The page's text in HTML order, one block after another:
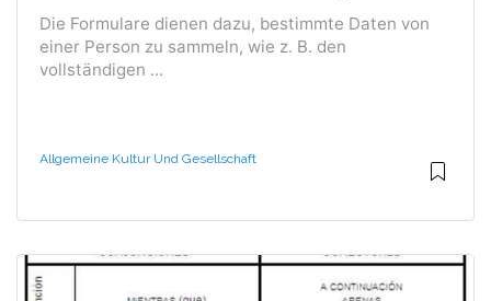
Die Formulare dienen dazu, bestimmte Daten von
einer Person zu sammeln, wie z. B. den
vollständigen ...
Allgemeine Kultur Und Gesellschaft